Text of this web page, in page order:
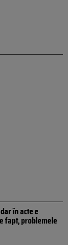
în acte e
fapt, problemele